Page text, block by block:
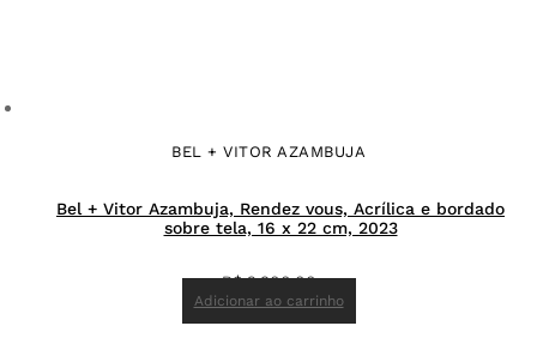
BEL + VITOR AZAMBUJA
Bel + Vitor Azambuja, Rendez vous, Acrílica e bordado
sobre tela, 16 x 22 cm, 2023
R$2.900,00
Adicionar ao carrinho